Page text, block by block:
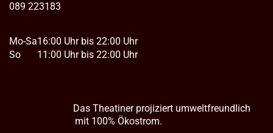
089 223183
Mo-Sa
So
16:00 Uhr bis 22:00 Uhr
11:00 Uhr bis 22:00 Uhr
Das Theatiner projiziert umweltfreundlich
mit 100% Ökostrom.